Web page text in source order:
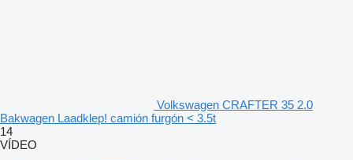
Volkswagen CRAFTER 35 2.0
Bakwagen Laadklep! camión furgón < 3.5t
14
VÍDEO